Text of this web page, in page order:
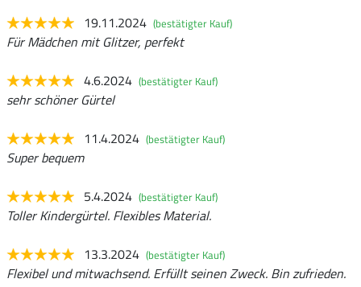
19.11.2024 (bestätigter Kauf)
Für Mädchen mit Glitzer, perfekt
4.6.2024 (bestätigter Kauf)
sehr schöner Gürtel
11.4.2024 (bestätigter Kauf)
Super bequem
5.4.2024 (bestätigter Kauf)
Toller Kindergürtel. Flexibles Material.
13.3.2024 (bestätigter Kauf)
Flexibel und mitwachsend. Erfüllt seinen Zweck. Bin zufrieden.